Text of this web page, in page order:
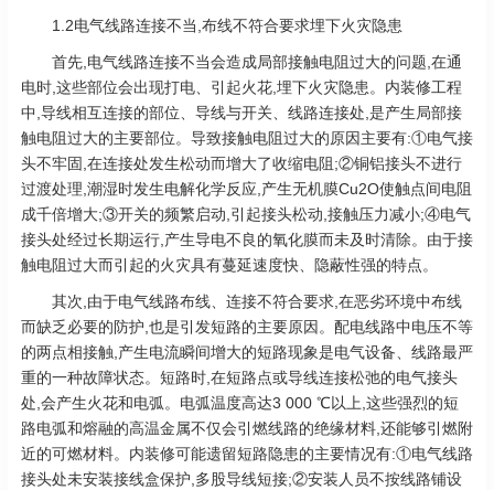
1.2电气线路连接不当,布线不符合要求埋下火灾隐患
首先,电气线路连接不当会造成局部接触电阻过大的问题,在通
电时,这些部位会出现打电、引起火花,埋下火灾隐患。内装修工程
中,导线相互连接的部位、导线与开关、线路连接处,是产生局部接
触电阻过大的主要部位。导致接触电阻过大的原因主要有:①电气接
头不牢固,在连接处发生松动而增大了收缩电阻;②铜铝接头不进行
过渡处理,潮湿时发生电解化学反应,产生无机膜Cu2O使触点间电阻
成千倍增大;③开关的频繁启动,引起接头松动,接触压力减小;④电气
接头处经过长期运行,产生导电不良的氧化膜而未及时清除。由于接
触电阻过大而引起的火灾具有蔓延速度快、隐蔽性强的特点。
其次,由于电气线路布线、连接不符合要求,在恶劣环境中布线
而缺乏必要的防护,也是引发短路的主要原因。配电线路中电压不等
的两点相接触,产生电流瞬间增大的短路现象是电气设备、线路最严
重的一种故障状态。短路时,在短路点或导线连接松弛的电气接头
处,会产生火花和电弧。电弧温度高达3 000 ℃以上,这些强烈的短
路电弧和熔融的高温金属不仅会引燃线路的绝缘材料,还能够引燃附
近的可燃材料。内装修可能遗留短路隐患的主要情况有:①电气线路
接头处未安装接线盒保护,多股导线短接;②安装人员不按线路铺设